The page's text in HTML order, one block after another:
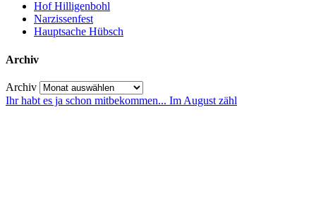
Hof Hilligenbohl
Narzissenfest
Hauptsache Hübsch
Archiv
Archiv
Ihr habt es ja schon mitbekommen... Im August zähl